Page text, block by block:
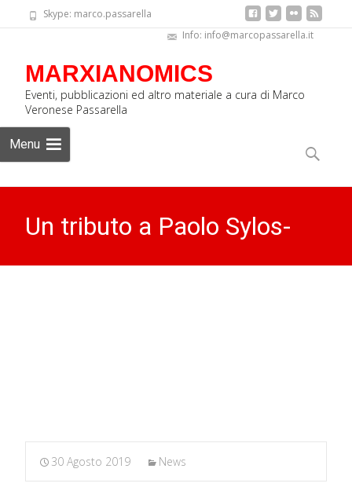
Skype: marco.passarella
Info: info@marcopassarella.it
MARXIANOMICS
Eventi, pubblicazioni ed altro materiale a cura di Marco
Veronese Passarella
Menu
to
content
Ricerca
Un tributo a Paolo Sylos-
30 Agosto 2019 News